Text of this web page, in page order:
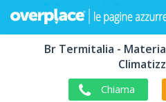
Br Termitalia -
Chiama